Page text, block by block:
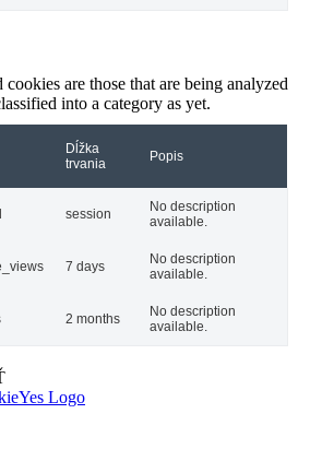
are those that are being analyzed
into a category as yet.
Dĺžka
trvania
Popis
session
No description
available.
7 days
No description
available.
2 months
No description
available.